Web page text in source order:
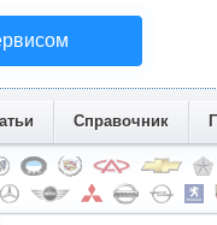
Справочник